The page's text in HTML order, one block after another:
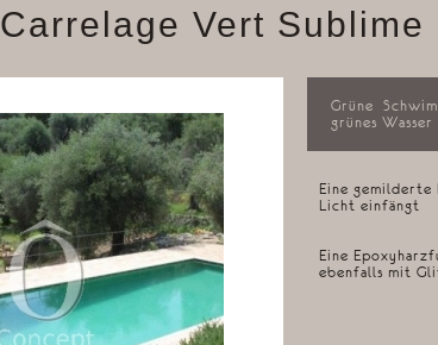
Carrelage Vert Sublime
Grüne
grünes Wasser
Eine gemilderte
Licht einfängt
Eine
ebenfalls mit